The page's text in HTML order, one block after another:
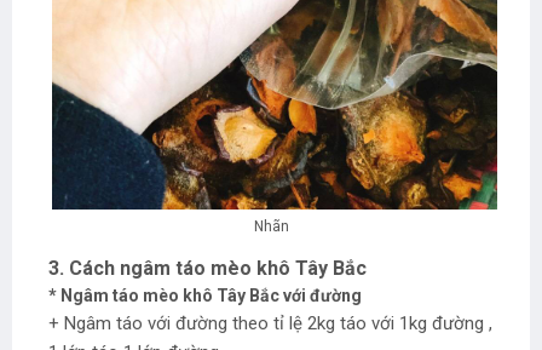
Nhãn
3. Cách ngâm táo mèo khô Tây Bắc
* Ngâm táo mèo khô Tây Bắc với đường
+ Ngâm táo với đường theo tỉ lệ 2kg táo với 1kg đường ,